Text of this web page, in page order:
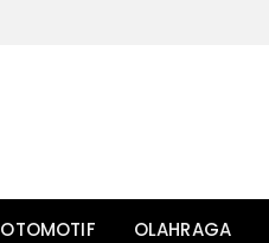
OTOMOTIF OLAHRAGA